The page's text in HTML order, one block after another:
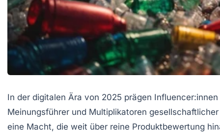
In der digitalen Ära von 2025 prägen
Meinungsführer und Multiplikatoren
eine Macht, die weit über reine Produktbewertung